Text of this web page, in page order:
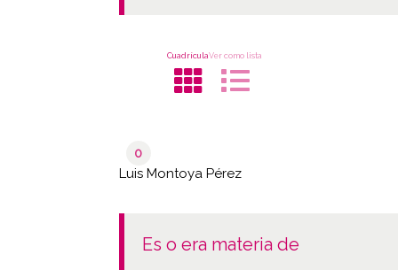
CuadrículaVer como lista
0
Luis Montoya Pérez
es o era materia de